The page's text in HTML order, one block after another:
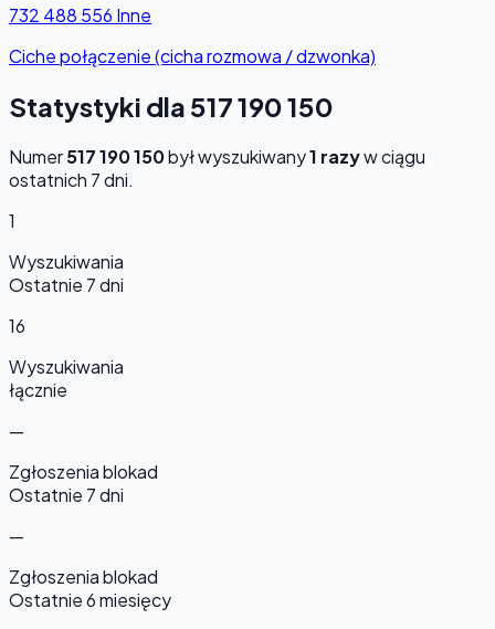
732 488 556 Inne
Ciche połączenie (cicha rozmowa / dzwonka)
Statystyki dla 517 190 150
Numer517 190 150był wyszukiwany1 razyw ciągu
ostatnich 7 dni.
1
Wyszukiwania
Ostatnie 7 dni
16
Wyszukiwania
łącznie
—
Zgłoszenia blokad
Ostatnie 7 dni
—
Zgłoszenia blokad
Ostatnie 6 miesięcy